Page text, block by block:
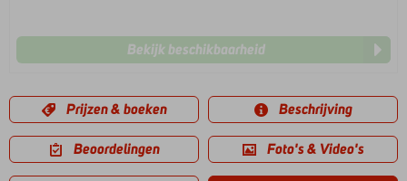
Bekijk beschikbaarheid
Prijzen & boeken Beschrijving
Beoordelingen Foto's & Video's